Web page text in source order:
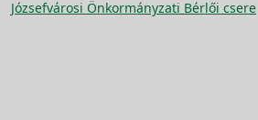
Józsefvárosi Önkormányzati Bérlői csere